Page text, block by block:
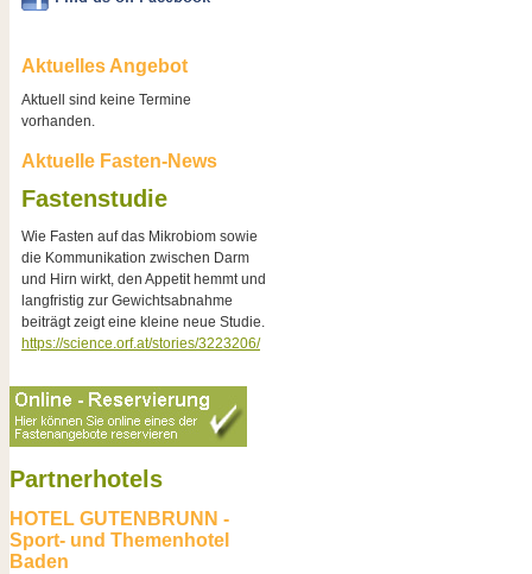
Aktuelles Angebot
Aktuell sind keine Termine
vorhanden.
Aktuelle Fasten-News
Fastenstudie
Wie Fasten auf das Mikrobiom sowie
die Kommunikation zwischen Darm
und Hirn wirkt, den Appetit hemmt und
langfristig zur Gewichtsabnahme
beiträgt zeigt eine kleine neue Studie.
https://science.orf.at/stories/3223206/
Partnerhotels
HOTEL GUTENBRUNN -
Sport- und Themenhotel
Baden